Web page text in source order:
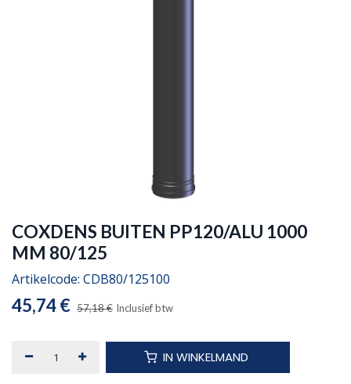
COXDENS BUITEN PP120/ALU 1000
MM 80/125
Artikelcode: CDB80/125100
45,74€ 57,18€ Inclusief btw
IN WINKELMAND